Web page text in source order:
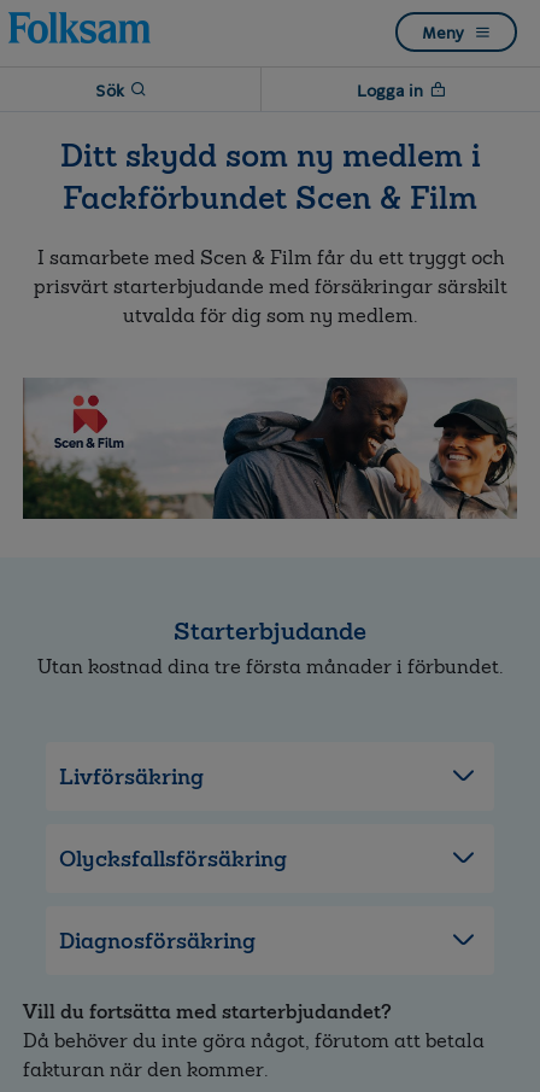
Till
navigation
Till
innehåll
Meny
Sök Logga in
Ditt skydd som ny medlem i
Fackförbundet Scen & Film
I samarbete med Scen & Filmfår du ett tryggt och
prisvärt starterbjudande med försäkringar särskilt
utvalda för dig som ny medlem.
Starterbjudande
Utan kostnad dina tre första månader i förbundet.
Livförsäkring
Olycksfallsförsäkring
Diagnosförsäkring
Vill du fortsätta med starterbjudandet?
Då behöver du inte göra något, förutom att betala
fakturan när den kommer.